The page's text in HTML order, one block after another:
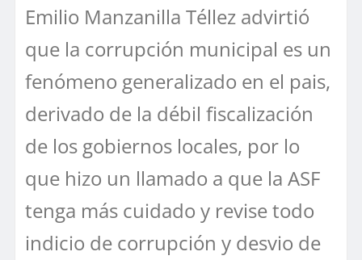
Emilio Manzanilla Téllez advirtió
que la corrupción municipal es un
fenómeno generalizado en el pais,
derivado de la débil fiscalización
de los gobiernos locales, por lo
que hizo un llamado a que la ASF
tenga más cuidado y revise todo
indicio de corrupción y desvio de